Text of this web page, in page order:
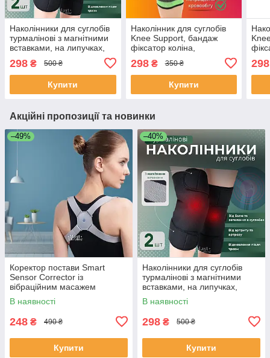
Наколінники для суглобів
турмалінові з магнітними
вставками, на липучках,
універсальний розмір 2 шт
Чорні XL-332
298 ₴ 500 ₴
Купити
Наколінник для суглобів
Knee Support, бандаж
фіксатор коліна,
(М) KS-001-M
298₴ 350 ₴
Купити
298
Акційні пропозиції та новинки
–49%
Коректор постави Smart
Sensor Corrector із
вібраційним масажем
NMS200
В наявності
248 ₴ 490 ₴
Купити
–40%
Наколінники для суглобів
турмалінові з магнітними
вставками, на липучках,
універсальний розмір 2 шт
Чорні XL-332
В наявності
298 ₴ 500 ₴
Купити